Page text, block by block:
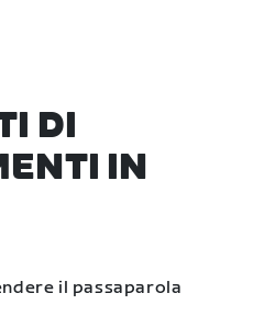
DI
IN
il passaparola